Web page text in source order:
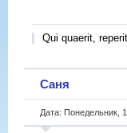
Qui quaerit, reperit
Саня
Дата: Понедельник,